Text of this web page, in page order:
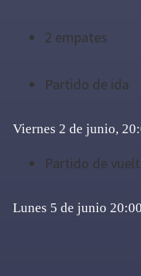
2 empates
Partido de ida
Viernes 2 de junio,
Partido de
Lunes 5 de junio